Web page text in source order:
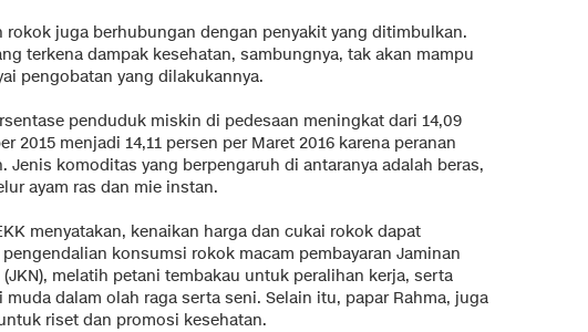
rokok juga berhubungan dengan penyakit yang ditimbulkan.
terkena dampak kesehatan, sambungnya, tak akan mampu
pengobatan yang dilakukannya.
penduduk miskin di pedesaan meningkat dari 14,09
2015 menjadi 14,11 persen per Maret 2016 karena peranan
Jenis komoditas yang berpengaruh di antaranya adalah beras,
ayam ras dan mie instan.
menyatakan, kenaikan harga dan cukai rokok dapat
konsumsi rokok macam pembayaran Jaminan
melatih petani tembakau untuk peralihan kerja, serta
muda dalam olah raga serta seni. Selain itu, papar Rahma, juga
riset dan promosi kesehatan.